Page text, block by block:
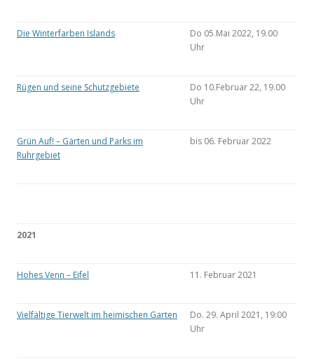
Die Winterfarben Islands
Do 05.Mai 2022, 19.00
Uhr
Rügen und seine Schutzgebiete
Do 10.Februar 22, 19.00
Uhr
Grün Auf! – Gärten und Parks im
Ruhrgebiet
bis 06. Februar 2022
2021
Hohes Venn – Eifel 11. Februar 2021
Vielfältige Tierwelt im heimischen Garten
Do. 29. April 2021, 19:00
Uhr